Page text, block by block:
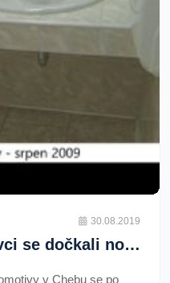
30.08.2019
2009 – Cheb: Sportovci se dočkali nového zázemí (3822) (TV Západ)
v Chebu se po